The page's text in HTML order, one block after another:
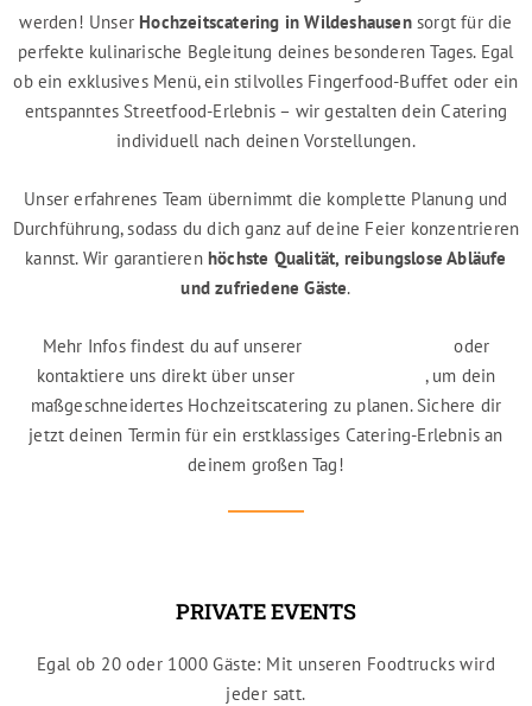
werden! Unser Hochzeitscatering in Wildeshausensorgt für die
perfekte kulinarische Begleitung deines besonderen Tages. Egal
ob ein exklusives Menü, ein stilvolles Fingerfood-Buffet oder ein
entspanntes Streetfood-Erlebnis – wir gestalten dein Catering
individuell nach deinen Vorstellungen.
Unser erfahrenes Team übernimmt die komplette Planung und
Durchführung, sodass du dich ganz auf deine Feier konzentrieren
kannst. Wir garantierenhöchste Qualität, reibungslose Abläufe
und zufriedene Gäste.
Mehr Infos findest du auf unserer
oder
kontaktiere uns direkt über unser
, um dein
maßgeschneidertes Hochzeitscatering zu planen. Sichere dir
jetzt deinen Termin für ein erstklassiges Catering-Erlebnis an
deinem großen Tag!
PRIVATE EVENTS
Egal ob 20 oder 1000 Gäste: Mit unseren Foodtrucks wird
jeder satt.